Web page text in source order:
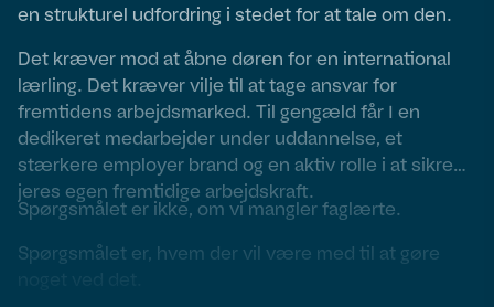
en strukturel udfordring i stedet for at tale om den.
Det kræver mod at åbne døren for en international
lærling. Det kræver vilje til at tage ansvar for
fremtidens arbejdsmarked. Til gengæld får I en
dedikeret medarbejder under uddannelse, et
stærkere employer brand og en aktiv rolle i at sikre
jeres egen fremtidige arbejdskraft.
Spørgsmålet er ikke, om vi mangler faglærte.
Spørgsmålet er, hvem der vil være med til at gøre